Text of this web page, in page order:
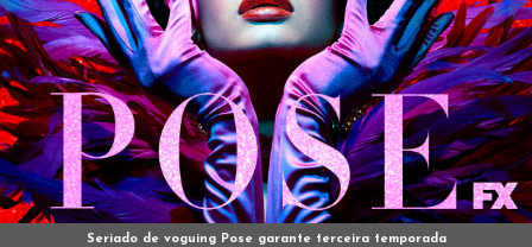
Seriado de voguing Pose garante terceira temporada